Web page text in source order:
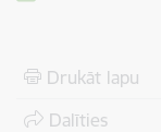
Drukāt lapu
Dalīties